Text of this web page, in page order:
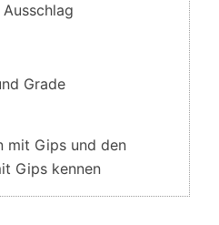
Grade
mit Gips und den
Gips kennen